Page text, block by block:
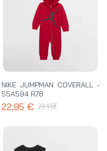
NIKE JUMPMAN COVERALL -
55A594 R78
22,95 € 29,95€